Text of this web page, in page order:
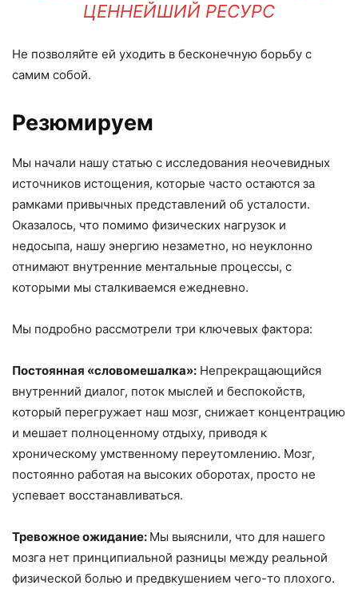
ЦЕННЕЙШИЙ РЕСУРС
Не позволяйте ей уходить в бесконечную борьбу с
самим собой.
Резюмируем
Мы начали нашу статью с исследования неочевидных
источников истощения, которые часто остаются за
рамками привычных представлений об усталости.
Оказалось, что помимо физических нагрузок и
недосыпа, нашу энергию незаметно, но неуклонно
отнимают внутренние ментальные процессы, с
которыми мы сталкиваемся ежедневно.
Мы подробно рассмотрели три ключевых фактора:
Постоянная «словомешалка»: Непрекращающийся
внутренний диалог, поток мыслей и беспокойств,
который перегружает наш мозг, снижает концентрацию
и мешает полноценному отдыху, приводя к
хроническому умственному переутомлению. Мозг,
постоянно работая на высоких оборотах, просто не
успевает восстанавливаться.
Тревожное ожидание: Мы выяснили, что для нашего
мозга нет принципиальной разницы между реальной
физической болью и предвкушением чего-то плохого.